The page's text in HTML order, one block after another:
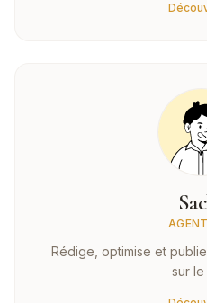
Rédige, optimise et
sur le